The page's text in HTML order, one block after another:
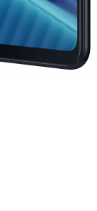
Microsoft
Motorola